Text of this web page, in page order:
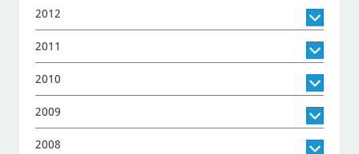
2012
2011
2010
2009
2008